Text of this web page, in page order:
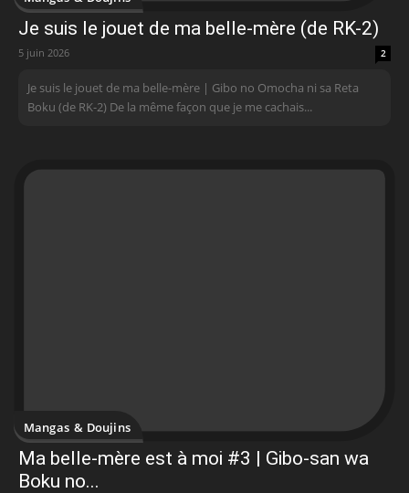
Je suis le jouet de ma belle-mère (de RK-2)
5 juin 2026 2
Je suis le jouet de ma belle-mère | Gibo no Omocha ni sa Reta
Boku (de RK-2) De la même façon que je me cachais...
Mangas & Doujins
Ma belle-mère est à moi #3 | Gibo-san wa
Boku no...